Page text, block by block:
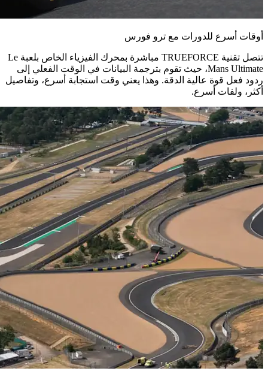
أوقات أسرع للدورات مع ترو فورس
تتصل تقنية TRUEFORCE مباشرة بمحرك الفيزياء الخاص بلعبة Le
Mans Ultimate، حيث تقوم بترجمة البيانات في الوقت الفعلي إلى
ردود فعل قوة عالية الدقة. وهذا يعني وقت استجابة أسرع، وتفاصيل
أكثر، ولفات أسرع.